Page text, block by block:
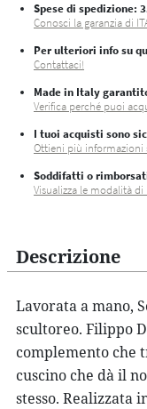
Spese di spedizione:
Conosci la garanzia di
Per ulteriori info su
Contattaci!
Made in Italy
Verifica perché puoi
I tuoi acquisti sono
Ottieni più informazioni
Soddifatti o
Visualizza le modalità di
Descrizione
Lavorata a mano,
scultoreo. Filippo
complemento che
cuscino che dà il
stesso. Realizzata